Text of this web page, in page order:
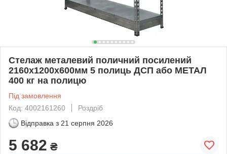
Стелаж металевий поличний посилений
2160х1200х600мм 5 полиць ДСП або МЕТАЛ
400 кг на полицю
Під замовлення
Код: 4002161260
Роздріб
Відправка з 21 серпня 2026
5 682 ₴